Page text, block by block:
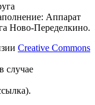
Аппарат
Ново-Переделкино.
Creative Commons
случае